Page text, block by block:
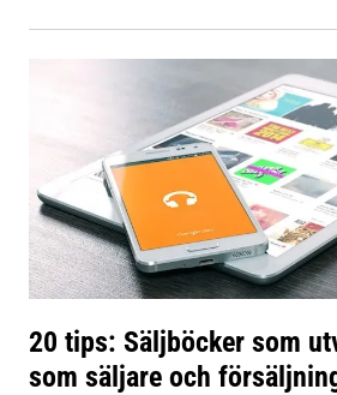
20 tips: Säljböcker som
som säljare och